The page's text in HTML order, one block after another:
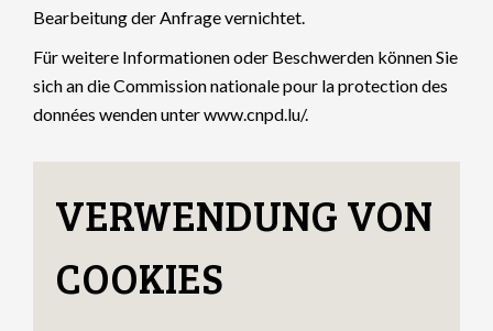
Bearbeitung der Anfrage vernichtet.
Für weitere Informationen oder Beschwerden können Sie
sich an die Commission nationale pour la protection des
données wenden unterwww.cnpd.lu/.
VERWENDUNG VON
COOKIES